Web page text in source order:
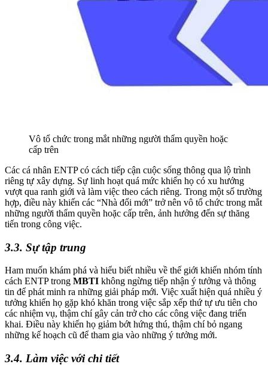
Vô tổ chức trong mắt những người thẩm quyền hoặc
cấp trên
Các cá nhân ENTP có cách tiếp cận cuộc sống thông qua lộ trình
riêng tự xây dựng. Sự linh hoạt quá mức khiến họ có xu hướng
vượt qua ranh giới và làm việc theo cách riêng. Trong một số trường
hợp, điều này khiến các “Nhà đổi mới” trở nên vô tổ chức trong mắt
những người thẩm quyền hoặc cấp trên, ảnh hưởng đến sự thăng
tiến trong công việc.
3.3. Sự tập trung
Ham muốn khám phá và hiểu biết nhiều về thế giới khiến nhóm tính
cách ENTP trong MBTI không ngừng tiếp nhận ý tưởng và thông
tin để phát minh ra những giải pháp mới. Việc xuất hiện quá nhiều ý
tưởng khiến họ gặp khó khăn trong việc sắp xếp thứ tự ưu tiên cho
các nhiệm vụ, thậm chí gây cản trở cho các công việc đang triển
khai. Điều này khiến họ giảm bớt hứng thú, thậm chí bỏ ngang
những kế hoạch cũ để tham gia vào những ý tưởng mới.
3.4. Làm việc với chi tiết